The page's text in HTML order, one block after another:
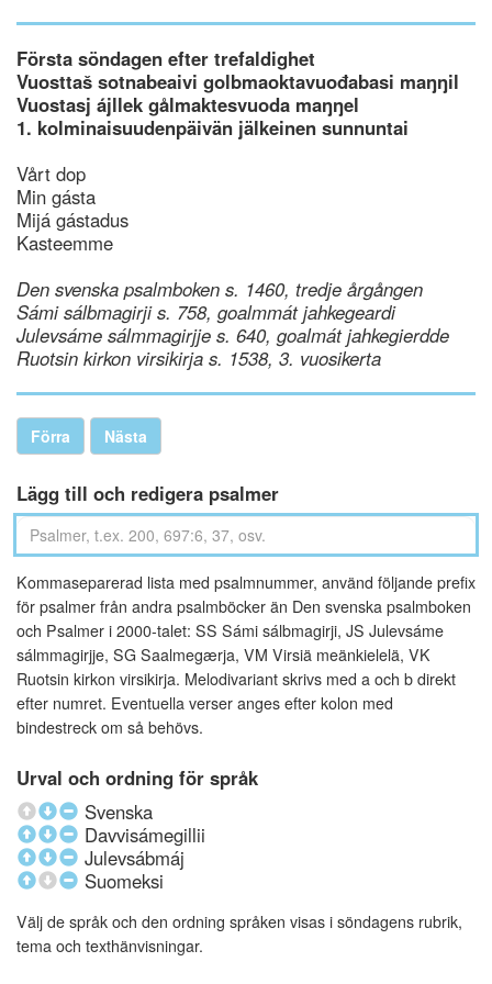
Första söndagen efter trefaldighet
Vuosttaš sotnabeaivi golbmaoktavuođabasi maŋŋil
Vuostasj ájllek gålmaktesvuoda maŋŋel
1. kolminaisuudenpäivän jälkeinen sunnuntai
Vårt dop
Min gásta
Mijá gástadus
Kasteemme
Den svenska psalmboken s. 1460, tredje årgången
Sámi sálbmagirji s. 758, goalmmát jahkegeardi
Julevsáme sálmmagirjje s. 640, goalmát jahkegierdde
Ruotsin kirkon virsikirja s. 1538, 3. vuosikerta
Förra Nästa
Lägg till och redigera psalmer
Kommaseparerad lista med psalmnummer, använd följande prefix
för psalmer från andra psalmböcker än Den svenska psalmboken
och Psalmer i 2000-talet: SS Sámi sálbmagirji, JS Julevsáme
sálmmagirjje, SG Saalmegærja, VM Virsiä meänkielelä, VK
Ruotsin kirkon virsikirja. Melodivariant skrivs med a och b direkt
efter numret. Eventuella verser anges efter kolon med
bindestreck om så behövs.
Urval och ordning för språk
Svenska
Davvisámegillii
Julevsábmáj
Suomeksi
Välj de språk och den ordning språken visas i söndagens rubrik,
tema och texthänvisningar.